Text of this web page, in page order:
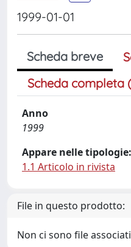
1999-01-01
Scheda breve
Scheda completa
Anno
1999
Appare nelle tipologie:
1.1 Articolo in rivista
File in questo prodotto:
Non ci sono file